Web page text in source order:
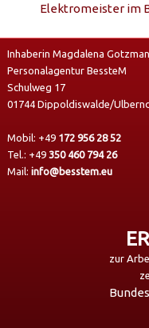
Elektromeister im
Inhaberin Magdalena
Personalagentur BessteM
Schulweg 17
01744 Dippoldiswalde/
Mobil: +49 172 956 28 52
Tel.: +49 350 460 794 26
Mail: info@besstem.eu
zur